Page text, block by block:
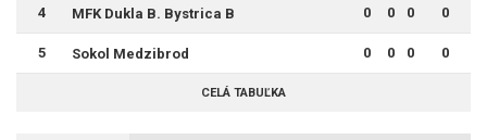
4 MFK Dukla B. Bystrica B 0 0 0 0
5 Sokol Medzibrod 0 0 0 0
CELÁ TABUĽKA